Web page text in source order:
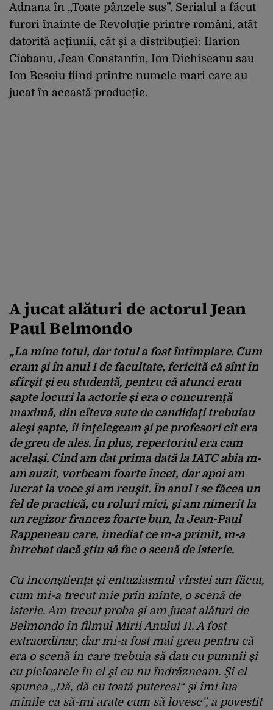
Adnana în „Toate pânzele sus”. Serialul a făcut
furori înainte de Revoluţie printre români, atât
datorită acţiunii, cât şi a distribuţiei: Ilarion
Ciobanu, Jean Constantin, Ion Dichiseanu sau
Ion Besoiu fiind printre numele mari care au
jucat în această producție.
A jucat alături de actorul Jean
Paul Belmondo
„La mine totul, dar totul a fost întîmplare. Cum
eram şi în anul I de facultate, fericită că sînt în
sfîrşit şi eu studentă, pentru că atunci erau
șapte locuri la actorie şi era o concurenţă
maximă, din cîteva sute de candidaţi trebuiau
aleşi șapte, îi înţelegeam şi pe profesori cît era
de greu de ales. În plus, repertoriul era cam
acelaşi. Cînd am dat prima dată la IATC abia m-
am auzit, vorbeam foarte încet, dar apoi am
lucrat la voce şi am reuşit. În anul I se făcea un
fel de practică, cu roluri mici, şi am nimerit la
un regizor francez foarte bun, la Jean-Paul
Rappeneau care, imediat ce m-a primit, m-a
întrebat dacă ştiu să fac o scenă de isterie.
Cu inconştienţa şi entuziasmul vîrstei am făcut,
cum mi-a trecut mie prin minte, o scenă de
isterie. Am trecut proba şi am jucat alături de
Belmon­do în filmul Mirii Anului II. A fost
extraordinar, dar mi-a fost mai greu pentru că
era o scenă în care trebuia să dau cu pumnii şi
cu picioarele în el şi eu nu îndrăzneam. Şi el
spunea „Dă, dă cu toată puterea!“ şi îmi lua
mînile ca să-mi arate cum să lovesc”, a povestit